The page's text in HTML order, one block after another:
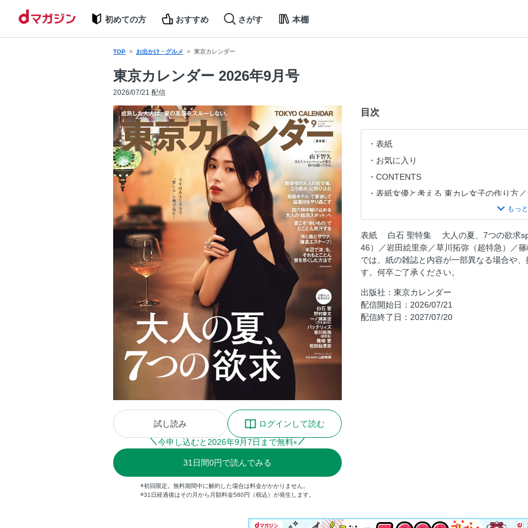
初めての方 おすすめ さがす 本棚
TOP お出かけ・グルメ 東京カレンダー
東京カレンダー 2026年9月号
2026/07/21 配信
試し読み
ログインして読む
今申し込むと 2026年9月7日まで無料※
31 日間0円で読んでみる
※初回限定。無料期間中に解約した場合は料金がかかりません。
※31日経過後はその月から月額料金580円（税込）が発生します。
目次
表紙
お気に入り
CONTENTS
表紙女優と考える 東カレ女子の作り方
尽くした“肌魅せ”がイマドキな夏の夜を
不易流行／「ライカM11-P ブラック・
TOKYO RESTAURANT NEWS
大人の夏、7つの欲求
［大人の夏の欲求 1］さらりと洒落た「
あの人を頷かせる「立ち飲みの誘い文
［大人の夏の欲求 2］炎天下でも熱帯夜
表紙 白石 聖特集 大人の夏、7つの欲求
46）／岩田絵里奈／草川拓弥（超特急）／
では、紙の雑誌と内容が一部異なる場合や
す。何卒ご了承ください。
出版社：東京カレンダー
配信開始日：2026/07/21
配信終了日：2027/07/20